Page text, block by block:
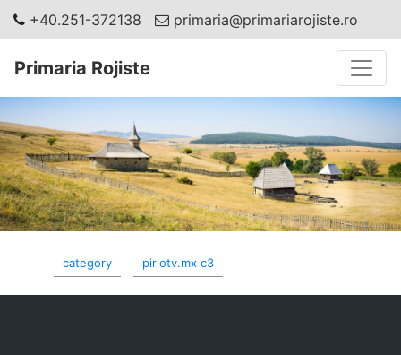
+40.251-372138 primaria@primariarojiste.ro
Primaria Rojiste
category pirlotv.mx c3